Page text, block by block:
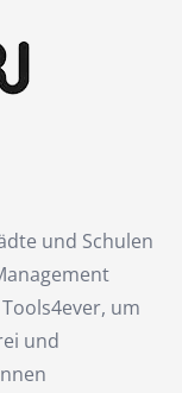
und Schulen
um
und